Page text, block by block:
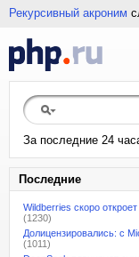
Рекурсивный акроним
За последние 24
Последние
Wildberries скоро
(1230)
Долицензировались: с
(1011)